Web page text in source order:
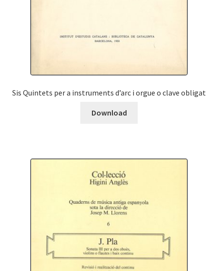
Sis Quintets per a instruments d’arc i orgue o clave obligat
Download